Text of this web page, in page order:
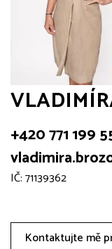
+420 771 199
IČ: 71139362
Kontaktujte mě